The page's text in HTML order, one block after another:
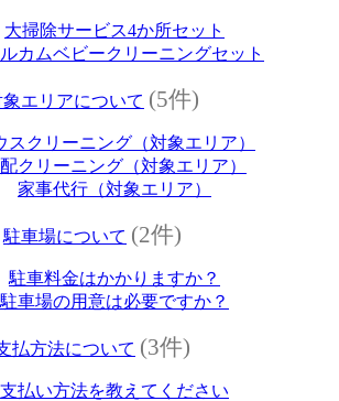
大掃除サービス4か所セット
カムベビークリーニングセット
エリアについて (5件)
スクリーニング（対象エリア）
クリーニング（対象エリア）
家事代行（対象エリア）
駐車場について (2件)
駐車料金はかかりますか？
駐車場の用意は必要ですか？
払方法について (3件)
支払い方法を教えてください